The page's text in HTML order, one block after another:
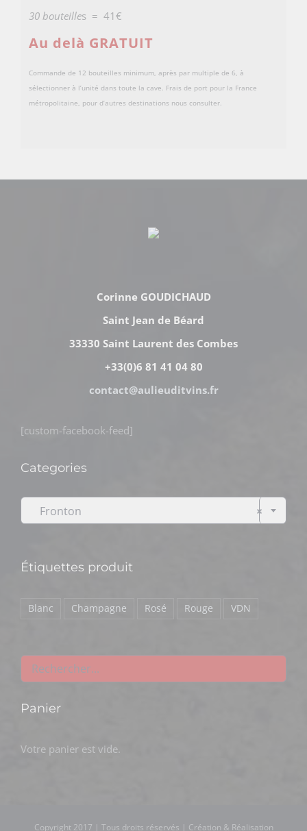
30 bouteilles = 41€
Au delà GRATUIT
Commande de 12 bouteilles minimum, après par multiple de 6, à
sélectionner à l’unité dans toute la cave. Frais de port pour la France
métropolitaine, pour d’autres destinations nous consulter.
Corinne GOUDICHAUD
Saint Jean de Béard
33330 Saint Laurent des Combes
+33(0)6 81 41 04 80
contact@aulieuditvins.fr
[custom-facebook-feed]
Categories
×
Fronton
Étiquettes produit
Blanc Champagne Rosé Rouge VDN
Panier
Votre panier est vide.
Copyright 2017 | Tous droits réservés | Création & Réalisation